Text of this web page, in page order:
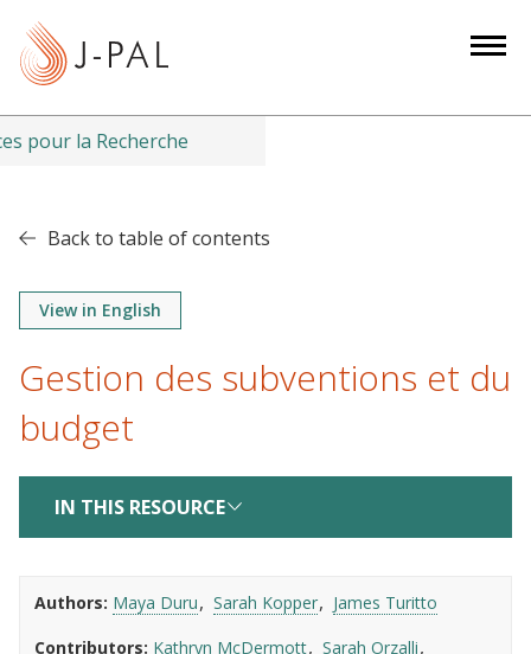
t
pour la Recherche
Back to table of contents
View in English
Gestion des subventions et du
budget
IN THIS RESOURCE
Authors Maya Duru Sarah Kopper
James Turitto
Contributors Kathryn McDermott
Sarah Orzalli